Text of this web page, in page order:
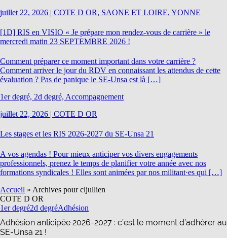
juillet 22, 2026 | COTE D OR, SAONE ET LOIRE, YONNE
[1D] RIS en VISIO « Je prépare mon rendez-vous de carrière » le
mercredi matin 23 SEPTEMBRE 2026 !
Comment préparer ce moment important dans votre carrière ?
Comment arriver le jour du RDV en connaissant les attendus de cette
évaluation ? Pas de panique le SE-Unsa est là […]
1er degré, 2d degré, Accompagnement
juillet 22, 2026 | COTE D OR
Les stages et les RIS 2026-2027 du SE-Unsa 21
A vos agendas ! Pour mieux anticiper vos divers engagements
professionnels, prenez le temps de planifier votre année avec nos
formations syndicales ! Elles sont animées par nos militant·es qui […]
Accueil » Archives pour cljullien
COTE D OR
1er degré2d degréAdhésion
Adhésion anticipée 2026-2027 : c’est le moment d’adhérer au
SE-Unsa 21 !